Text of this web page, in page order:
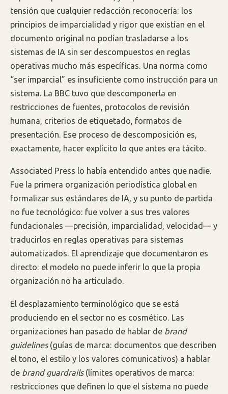
tensión que cualquier redacción reconocería: los
principios de imparcialidad y rigor que existían en el
documento original no podían trasladarse a los
sistemas de IA sin ser descompuestos en reglas
operativas mucho más específicas. Una norma como
“ser imparcial” es insuficiente como instrucción para un
sistema. La BBC tuvo que descomponerla en
restricciones de fuentes, protocolos de revisión
humana, criterios de etiquetado, formatos de
presentación. Ese proceso de descomposición es,
exactamente, hacer explícito lo que antes era tácito.
Associated Press lo había entendido antes que nadie.
Fue la primera organización periodística global en
formalizar sus estándares de IA, y su punto de partida
no fue tecnológico: fue volver a sus tres valores
fundacionales —precisión, imparcialidad, velocidad— y
traducirlos en reglas operativas para sistemas
automatizados. El aprendizaje que documentaron es
directo: el modelo no puede inferir lo que la propia
organización no ha articulado.
El desplazamiento terminológico que se está
produciendo en el sector no es cosmético. Las
organizaciones han pasado de hablar de brand
guidelines(guías de marca: documentos que describen
el tono, el estilo y los valores comunicativos) a hablar
de brand guardrails(límites operativos de marca:
restricciones que definen lo que el sistema no puede